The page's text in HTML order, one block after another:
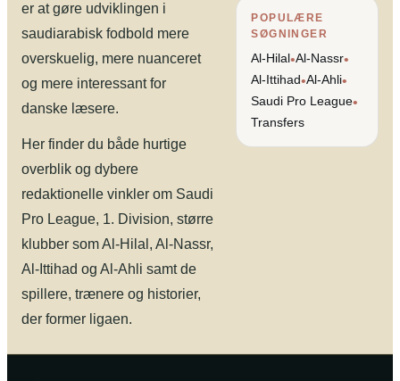
er at gøre udviklingen i
saudiarabisk fodbold mere
overskuelig, mere nuanceret
og mere interessant for
danske læsere.
Her finder du både hurtige
overblik og dybere
redaktionelle vinkler om Saudi
Pro League, 1. Division, større
klubber som Al-Hilal, Al-Nassr,
Al-Ittihad og Al-Ahli samt de
spillere, trænere og historier,
der former ligaen.
POPULÆRE
SØGNINGER
Al-Hilal•Al-Nassr•
Al-Ittihad•Al-Ahli•
Saudi Pro League•
Transfers